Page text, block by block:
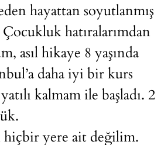
hayattan soyutlanmış
Çocukluk hatıralarımdan
asıl hikaye 8 yaşında
daha iyi bir kurs
kalmam ile başladı. 2
hiçbir yere ait değilim.